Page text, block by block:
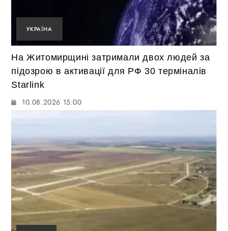
УКРАЇНА
На Житомирщині затримали двох людей за
підозрою в активації для РФ 30 терміналів
Starlink
10.08.2026 15:00